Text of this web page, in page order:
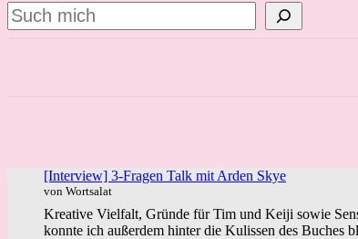
Suchen
[Interview] 3-Fragen Talk mit Arden Skye
von Wortsalat
Kreative Vielfalt, Gründe für Tim und Keiji sowie
konnte ich außerdem hinter die Kulissen des Buches